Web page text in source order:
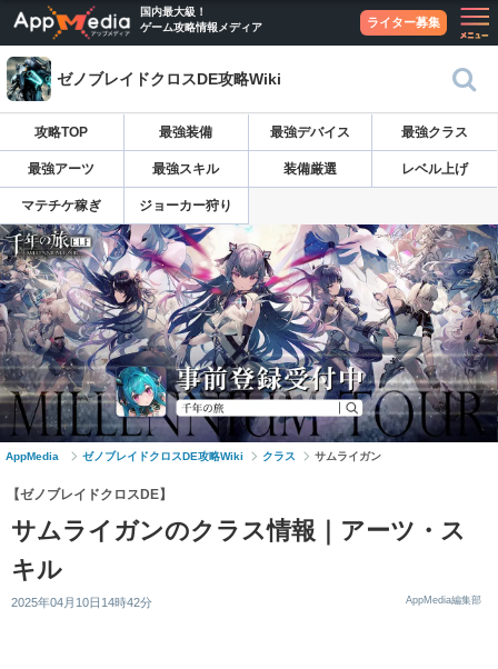
国内最大級！
ゲーム攻略情報メディア
ライター募集
ゼノブレイドクロスDE攻略Wiki
攻略TOP 最強装備 最強デバイス 最強クラス
最強アーツ 最強スキル 装備厳選 レベル上げ
マテチケ稼ぎ ジョーカー狩り
AppMedia ゼノブレイドクロスDE攻略Wiki クラス サムライガン
【ゼノブレイドクロスDE】
サムライガンのクラス情報｜アーツ・ス
キル
2025年04月10日14時42分 AppMedia編集部